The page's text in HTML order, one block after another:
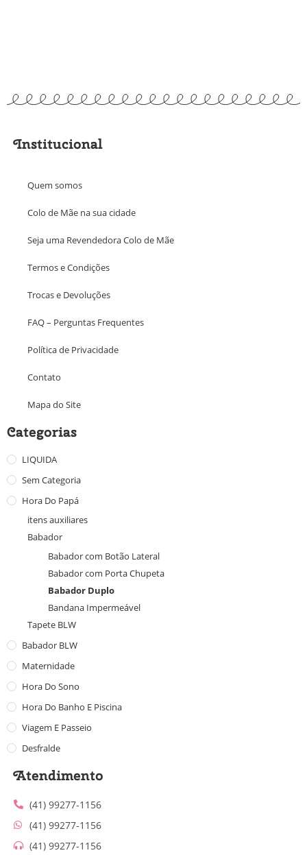
Institucional
Quem somos
Colo de Mãe na sua cidade
Seja uma Revendedora Colo de Mãe
Termos e Condições
Trocas e Devoluções
FAQ – Perguntas Frequentes
Política de Privacidade
Contato
Mapa do Site
Categorias
LIQUIDA
Sem Categoria
Hora Do Papá
itens auxiliares
Babador
Babador com Botão Lateral
Babador com Porta Chupeta
Babador Duplo
Bandana Impermeável
Tapete BLW
Babador BLW
Maternidade
Hora Do Sono
Hora Do Banho E Piscina
Viagem E Passeio
Desfralde
Atendimento
(41) 99277-1156
(41) 99277-1156
(41) 99277-1156